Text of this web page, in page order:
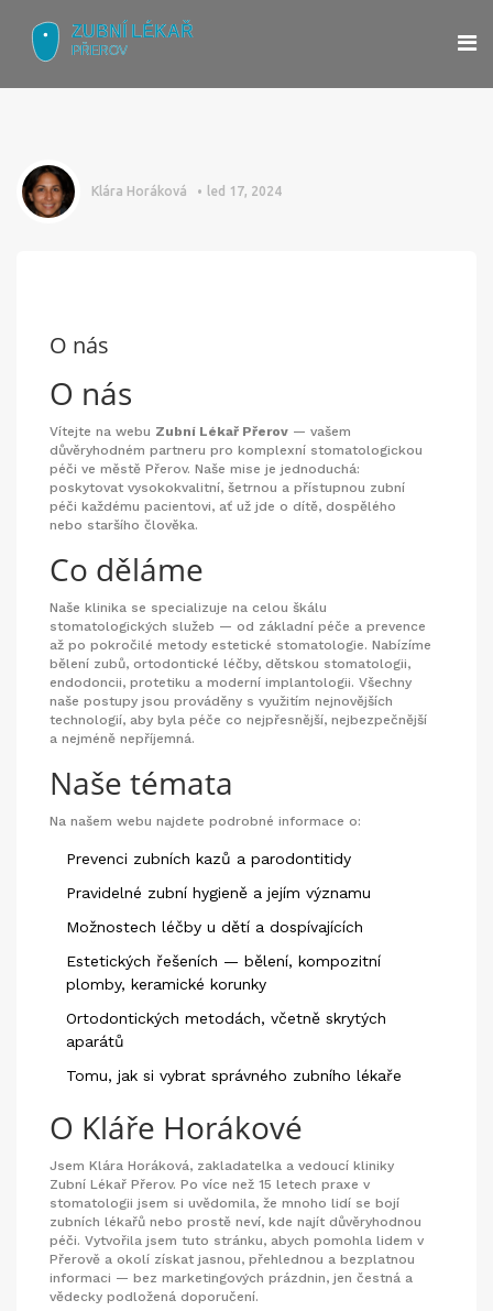
Klára Horáková led 17, 2024
O nás
O nás
Vítejte na webu Zubní Lékař Přerov — vašem
důvěryhodném partneru pro komplexní stomatologickou
péči ve městě Přerov. Naše mise je jednoduchá:
poskytovat vysokokvalitní, šetrnou a přístupnou zubní
péči každému pacientovi, ať už jde o dítě, dospělého
nebo staršího člověka.
Co děláme
Naše klinika se specializuje na celou škálu
stomatologických služeb — od základní péče a prevence
až po pokročilé metody estetické stomatologie. Nabízíme
bělení zubů, ortodontické léčby, dětskou stomatologii,
endodoncii, protetiku a moderní implantologii. Všechny
naše postupy jsou prováděny s využitím nejnovějších
technologií, aby byla péče co nejpřesnější, nejbezpečnější
a nejméně nepříjemná.
Naše témata
Na našem webu najdete podrobné informace o:
Prevenci zubních kazů a parodontitidy
Pravidelné zubní hygieně a jejím významu
Možnostech léčby u dětí a dospívajících
Estetických řešeních — bělení, kompozitní
plomby, keramické korunky
Ortodontických metodách, včetně skrytých
aparátů
Tomu, jak si vybrat správného zubního lékaře
O Kláře Horákové
Jsem Klára Horáková, zakladatelka a vedoucí kliniky
Zubní Lékař Přerov. Po více než 15 letech praxe v
stomatologii jsem si uvědomila, že mnoho lidí se bojí
zubních lékařů nebo prostě neví, kde najít důvěryhodnou
péči. Vytvořila jsem tuto stránku, abych pomohla lidem v
Přerově a okolí získat jasnou, přehlednou a bezplatnou
informaci — bez marketingových prázdnin, jen čestná a
vědecky podložená doporučení.